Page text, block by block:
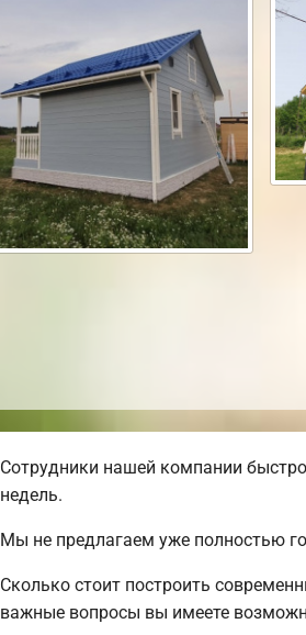
Сотрудники нашей компании
недель.
Мы не предлагаем уже полностью
Сколько стоит построить
важные вопросы вы имеете